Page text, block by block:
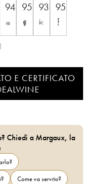
94 95 93 95
E CERTIFICATO
Chiedi a Margaux, la
Come va servito?